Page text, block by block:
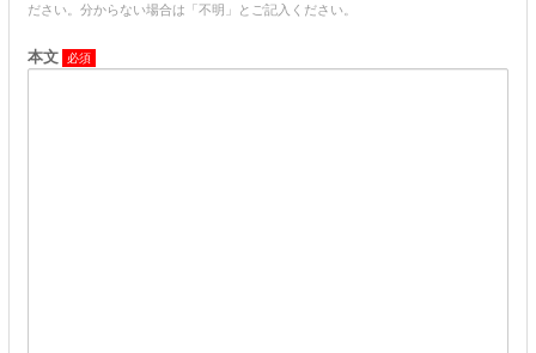
ださい。分からない場合は「不明」とご記入ください。
本文